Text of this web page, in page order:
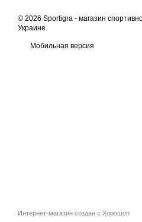
© 2026 Sportigra - магазин
Украине.
Мобильная версия
Интернет-магазин создан с Хорошоп